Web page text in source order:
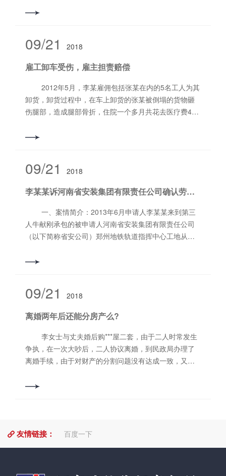
过得其乐融融。2013 年5月王某去世，王某去世后单位
应多分得抚恤金，后双方对薄公堂。经洛阳市西工区人
权益得到了维护。 律师观点:如今随着人们生活水平
的提高,老年人再婚的现象日益增多,老人都要在世的时候
相安无事,如有一方老人过世,过世一方的子女会因死亡抚
恤金、房产等和另一方老人产生纠纷,在此提醒再婚的老
09/21 2018
雇工卸车受伤，雇主担责赔偿
卸货，卸货过程中，在车上卸货的张某被倒塌的货物砸
伤腿部，造成腿部骨折，住院一个多月共花去医疗费4万
某拒绝赔偿，双方就赔偿问题多次协商无法达成协议。
人民法院依法组成了合议庭对该案件进行了公开审理。
雇主李某一次性支付张某人民币9万元。 昌帅通律师
提醒:作为雇员在雇佣活动中，一定注意自身的人身安
全，如不慎发生人身伤害事故，要注意有关证据的搜集
和保存，在无法协商解决的情况下，为以后诉讼提供证
09/21 2018
李某某诉河南省安装集团有限责任公司确认劳动关系案
人牛献刚承包的被申请人河南省安装集团有限责任公司
（以下简称省安公司）郑州地铁轨道指挥中心工地从事
全措施不到位，造成申请人被砸落地面。但被申请人不
劳动仲裁，请求确认双方之间存在劳动关系。 二、
间存在事实上的劳动关系。 三、案件评析:李某某作
为一名农民工，属于弱势群体，在务工过程中身体受到
伤害，而作为承包方的省安公司处于强势地位却否认与
被申请人之间存在劳动关系。本案中，事实很清楚，申
包方承担用工主体责任。因此，本案中被申请人省安公
09/21 2018
离婚两年后还能分房产么?
争执，在一次大吵后，二人协议离婚，到民政局办理了
离婚手续，由于对财产的分割问题没有达成一致，又急
两套房产都登记在丈夫名下。两年后前夫不让李女士居
法第47条的规定向人民法院提起诉讼，请求再次分割***
共同财产的情形。婚姻法第47条讲的是，离婚时，一方
友情链接： 百度一下